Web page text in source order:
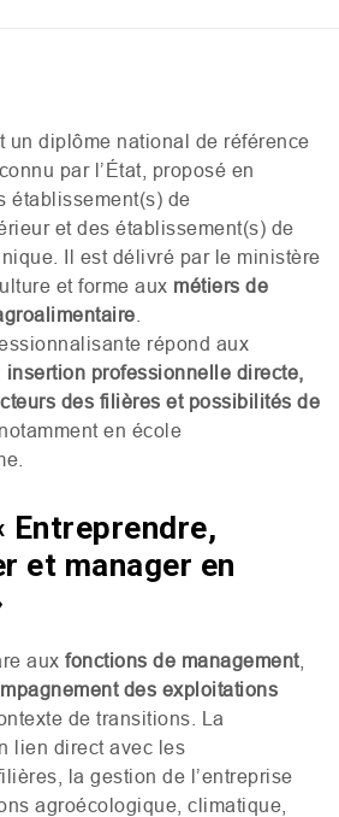
un diplôme national de référence
par l’État, proposé en
établissement(s) de
et des établissement(s) de
Il est délivré par le ministère
et forme aux métiers de
répond aux
insertion professionnelle directe,
des filières et possibilités de
notamment en école
Entreprendre,
et manager en
aux fonctions de management,
des exploitations
de transitions. La
lien direct avec les
la gestion de l’entreprise
agroécologique, climatique,